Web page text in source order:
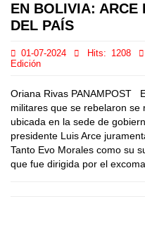
EN BOLIVIA: ARCE
DEL PAÍS
01-07-2024 Hits: 1208
Edición
Oriana Rivas PANAMPOST
militares que se rebelaron se
ubicada en la sede de
presidente Luis Arce
Tanto Evo Morales como su
que fue dirigida por el